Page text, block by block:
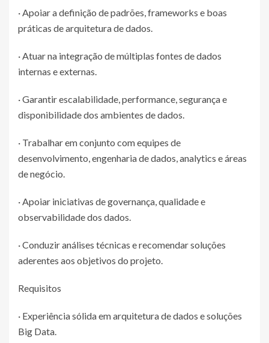
· Apoiar a definição de padrões, frameworks e boas
práticas de arquitetura de dados.
· Atuar na integração de múltiplas fontes de dados
internas e externas.
· Garantir escalabilidade, performance, segurança e
disponibilidade dos ambientes de dados.
· Trabalhar em conjunto com equipes de
desenvolvimento, engenharia de dados, analytics e áreas
de negócio.
· Apoiar iniciativas de governança, qualidade e
observabilidade dos dados.
· Conduzir análises técnicas e recomendar soluções
aderentes aos objetivos do projeto.
Requisitos
· Experiência sólida em arquitetura de dados e soluções
Big Data.